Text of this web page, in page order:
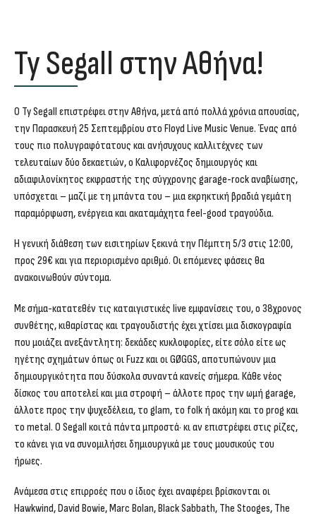
Ty Segall στην Αθήνα!
Ο Ty Segall επιστρέφει στην Αθήνα, μετά από πολλά χρόνια απουσίας,
την Παρασκευή 25 Σεπτεμβρίου στο Floyd Live Music Venue. Ένας από
τους πιο πολυγραφότατους και ανήσυχους καλλιτέχνες των
τελευταίων δύο δεκαετιών, ο Καλιφορνέζος δημιουργός και
αδιαφιλονίκητος εκφραστής της σύγχρονης garage-rock αναβίωσης,
υπόσχεται – μαζί με τη μπάντα του – μια εκρηκτική βραδιά γεμάτη
παραμόρφωση, ενέργεια και ακαταμάχητα feel-good τραγούδια.
Η γενική διάθεση των εισιτηρίων ξεκινά την Πέμπτη 5/3 στις 12:00,
προς 29€ και για περιορισμένο αριθμό. Οι επόμενες φάσεις θα
ανακοινωθούν σύντομα.
Με σήμα-κατατεθέν τις καταιγιστικές live εμφανίσεις του, ο 38χρονος
συνθέτης, κιθαρίστας και τραγουδιστής έχει χτίσει μια δισκογραφία
που μοιάζει ανεξάντλητη: δεκάδες κυκλοφορίες, είτε σόλο είτε ως
ηγέτης σχημάτων όπως οι Fuzz και οι GØGGS, αποτυπώνουν μια
δημιουργικότητα που δύσκολα συναντά κανείς σήμερα. Κάθε νέος
δίσκος του αποτελεί και μια στροφή – άλλοτε προς την ωμή garage,
άλλοτε προς την ψυχεδέλεια, το glam, το folk ή ακόμη και το prog και
το metal. Ο Segall κοιτά πάντα μπροστά· κι αν επιστρέφει στις ρίζες,
το κάνει για να συνομιλήσει δημιουργικά με τους μουσικούς του
ήρωες.
Ανάμεσα στις επιρροές που ο ίδιος έχει αναφέρει βρίσκονται οι
Hawkwind, David Bowie, Marc Bolan, Black Sabbath, The Stooges, The